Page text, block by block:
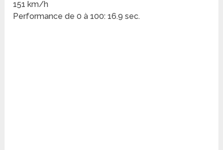
151 km/h
Performance de 0 à 100: 16.9 sec.